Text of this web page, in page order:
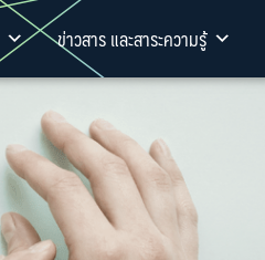
ข่าวสาร และสาระความรู้